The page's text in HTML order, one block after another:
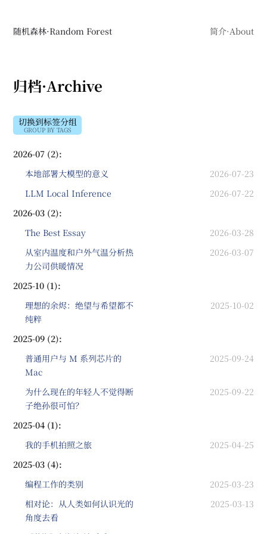
随机森林·Random Forest 简介·About
归档·Archive
切换到标签分组
GROUP BY TAGS
2026-07 (2):
本地部署大模型的意义
2026-07-23
LLM Local Inference
2026-07-22
2026-03 (2):
The Best Essay
2026-03-28
从室内温度和户外气温分析热
力公司供暖情况
2026-03-07
2025-10 (1):
理想的余烬：绝望与希望都不
纯粹
2025-10-02
2025-09 (2):
普通用户与 M 系列芯片的
Mac
2025-09-24
为什么现在的年轻人不觉得断
子绝孙很可怕？
2025-09-22
2025-04 (1):
我的手机拍照之旅
2025-04-25
2025-03 (4):
编程工作的类别
2025-03-23
相对论：从人类如何认识光的
角度去看
2025-03-13